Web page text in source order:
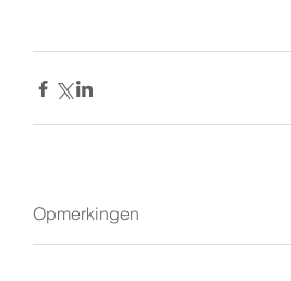
Opmerkingen